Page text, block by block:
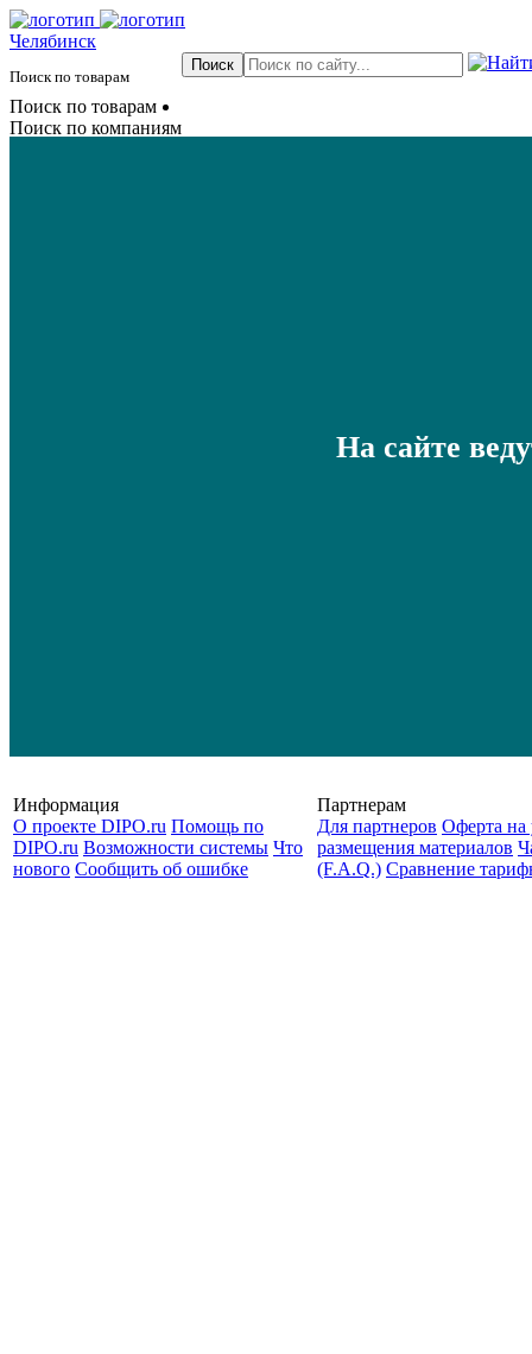
Челябинск
Поиск по товарам
Поиск по товарам
Поиск по компаниям
На сайте
Информация
О проекте DIPO.ru Помощь по
DIPO.ru Возможности системы Что
нового Сообщить об ошибке
Партнерам
Для партнеров Оферта на
размещения материалов
(F.A.Q.) Cравнение